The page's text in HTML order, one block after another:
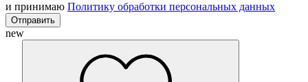
и принимаю Политику обработки персональных данных
Отправить
new